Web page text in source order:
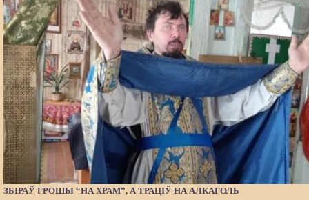
ЗБІРАЎ ГРОШЫ “НА ХРАМ”, А ТРАЦІЎ НА АЛКАГОЛЬ